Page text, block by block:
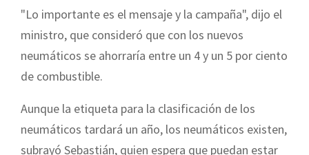
"Lo importante es el mensaje y la campaña", dijo el
ministro, que consideró que con los nuevos
neumáticos se ahorraría entre un 4 y un 5 por ciento
de combustible.
Aunque la etiqueta para la clasificación de los
neumáticos tardará un año, los neumáticos existen,
subrayó Sebastián, quien espera que puedan estar